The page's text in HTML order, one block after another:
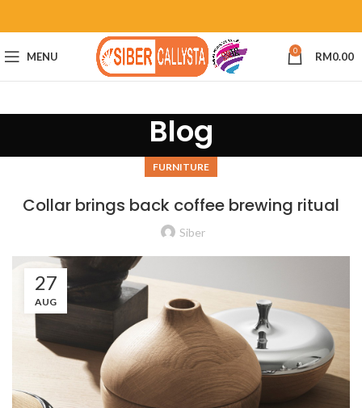
MENU 0 RM0.00
Blog
FURNITURE
Collar brings back coffee brewing ritual
Siber
27
AUG